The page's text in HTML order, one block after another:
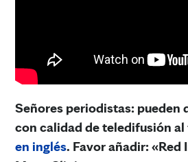
Señores periodistas: pueden
con calidad de teledifusión al
en inglés. Favor añadir: